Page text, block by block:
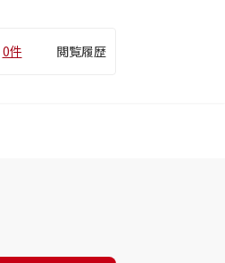
0件 閲覧履歴